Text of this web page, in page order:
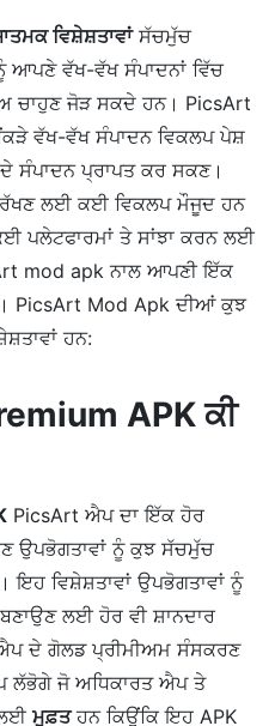
ਵਿਸ਼ੇਸ਼ਤਾਵਾਂਸੱਚਮੁੱਚ
ਆਪਣੇ ਵੱਖ-ਵੱਖ ਸੰਪਾਦਨਾਂ ਵਿੱਚ
ਚਾਹੁਣ ਜੋੜ ਸਕਦੇ ਹਨ। PicsArt
ਵੱਖ-ਵੱਖ ਸੰਪਾਦਨ ਵਿਕਲਪ ਪੇਸ਼
ਸੰਪਾਦਨ ਪ੍ਰਾਪਤ ਕਰ ਸਕਣ।
ਲਈ ਕਈ ਵਿਕਲਪ ਮੌਜੂਦ ਹਨ
ਪਲੇਟਫਾਰਮਾਂ ਤੇ ਸਾਂਝਾ ਕਰਨ ਲਈ
mod apk ਨਾਲ ਆਪਣੀ ਇੱਕ
PicsArt Mod Apk ਦੀਆਂ ਕੁਝ
ਹਨ:
APK ਕੀ
PicsArt ਐਪ ਦਾ ਇੱਕ ਹੋਰ
ਉਪਭੋਗਤਾਵਾਂ ਨੂੰ ਕੁਝ ਸੱਚਮੁੱਚ
ਇਹ ਵਿਸ਼ੇਸ਼ਤਾਵਾਂ ਉਪਭੋਗਤਾਵਾਂ ਨੂੰ
ਲਈ ਹੋਰ ਵੀ ਸ਼ਾਨਦਾਰ
ਦੇ ਗੋਲਡ ਪ੍ਰੀਮੀਅਮ ਸੰਸਕਰਣ
ਲੱਭੋਗੇ ਜੋ ਅਧਿਕਾਰਤ ਐਪ ਤੇ
ਮੁਫ਼ਤਹਨ ਕਿਉਂਕਿ ਇਹ APK